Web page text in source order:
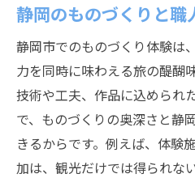
静岡のものづくりと職
静岡市でのものづくり体験は
力を同時に味わえる旅の醍醐
技術や工夫、作品に込められ
で、ものづくりの奥深さと静
きるからです。例えば、体験
加は、観光だけでは得られな